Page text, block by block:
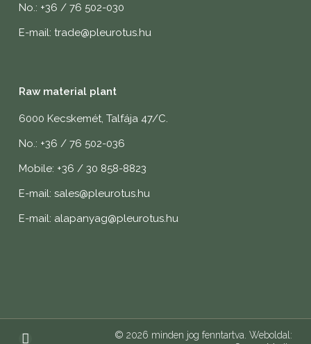
No.: +36 / 76 502-030
E-mail: trade@pleurotus.hu
Raw material plant
6000 Kecskemét, Talfája 47/C.
No.: +36 / 76 502-036
Mobile: +36 / 30 858-8823
E-mail: sales@pleurotus.hu
E-mail: alapanyag@pleurotus.hu
© 2026 minden jog fenntartva. Weboldal: